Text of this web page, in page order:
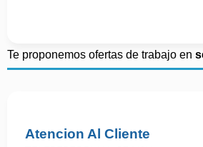
Te proponemos ofertas de trabajo en
Atencion Al Cliente